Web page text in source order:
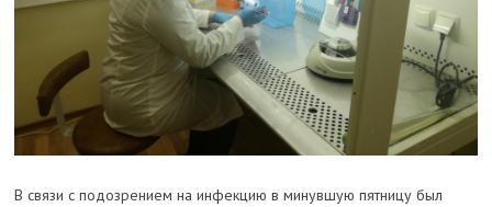
В связи с подозрением на инфекцию в минувшую пятницу был